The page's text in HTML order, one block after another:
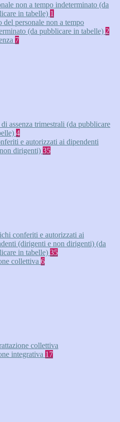
non a tempo indeterminato (da
in tabelle) 1
del personale non a tempo
(da pubblicare in tabelle) 2
7
di assenza trimestrali (da pubblicare
4
e autorizzati ai dipendenti
dirigenti) 35
conferiti e autorizzati ai
(dirigenti e non dirigenti) (da
in tabelle) 35
collettiva 6
collettiva
integrativa 17